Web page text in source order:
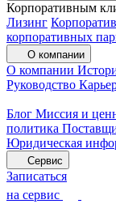
Корпоративным
Лизинг
корпоративных
О компании
О компании
Руководство
Блог Миссия и
политика
Юридическая
Сервис
Записаться
на сервис